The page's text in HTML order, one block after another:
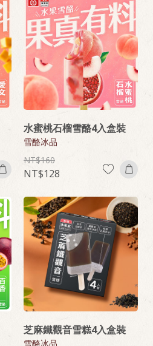
水蜜桃石榴雪酪4入盒裝
雪酪冰品
160
128
芝麻鐵觀音雪糕4入盒裝
雪酪冰品